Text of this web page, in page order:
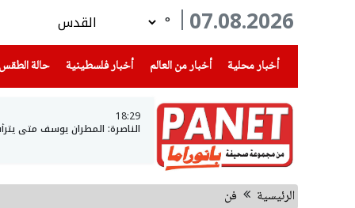
07.08.2026
°
أخبار محلية
(current) أخبار من العالم أخبار فلسطينية(current) حالة الطقس
18:29
الناصرة: المطران يوسف متى
الرئيسية فن